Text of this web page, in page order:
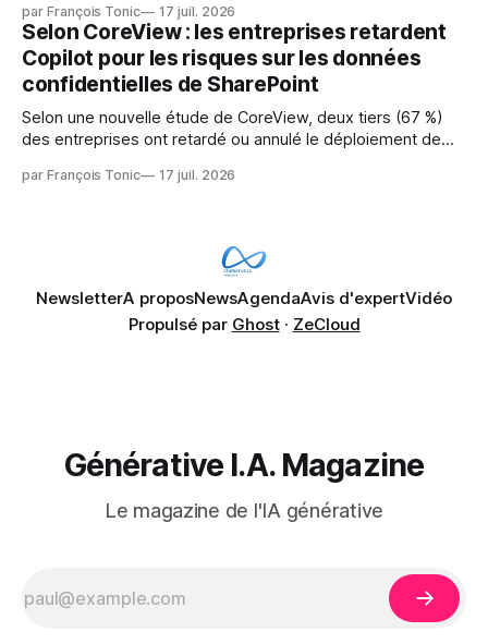
pression sur les usages et l'investissement. Cette pression
révèle un écart entre l'ambition et la préparation.
par François Tonic 17 juil. 2026
Selon CoreView : les entreprises retardent
Copilot pour les risques sur les données
confidentielles de SharePoint
Selon une nouvelle étude de CoreView, deux tiers (67 %)
des entreprises ont retardé ou annulé le déploiement de
données confidentielles de SharePoint. Les trois quarts (75
par François Tonic 17 juil. 2026
NewsletterA proposNewsAgendaAvis d'expertVidéo
Propulsé par Ghost· ZeCloud
Générative I.A. Magazine
Le magazine de l'IA générative